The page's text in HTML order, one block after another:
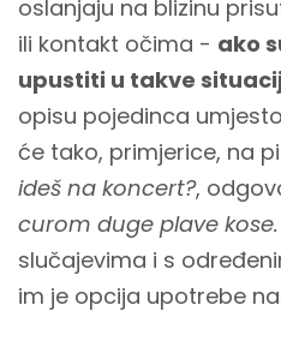
oslanjaju na blizinu
ili kontakt očima - ako
upustiti u takve
opisu pojedinca
će tako, primjerice, na
ideš na koncert?,
curom duge plave kose.
slučajevima i s
im je opcija upotrebe